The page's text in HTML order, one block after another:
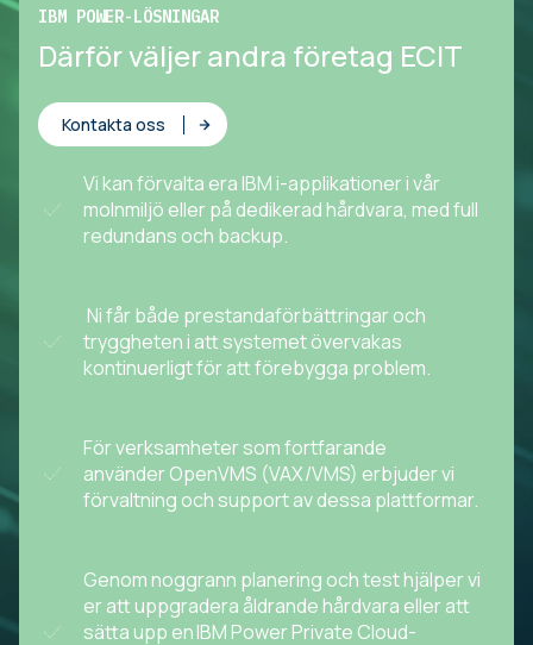
IBM POWER-LÖSNINGAR
Därför väljer andra företag ECIT
Kontakta oss
Vi kan förvalta era IBM i-applikationer i vår
molnmiljö eller på dedikerad hårdvara, med full
redundans och backup.
Ni får både prestandaförbättringar och
tryggheten i att systemet övervakas
kontinuerligt för att förebygga problem.
För verksamheter som fortfarande
använder OpenVMS (VAX/VMS) erbjuder vi
förvaltning och support av dessa plattformar.
Genom noggrann planering och test hjälper vi
er att uppgradera åldrande hårdvara eller att
sätta upp en IBM Power Private Cloud-